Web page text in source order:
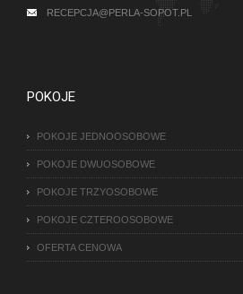
RECEPCJA@PERLA-SOPOT.PL
POKOJE
POKOJE JEDNOOSOBOWE
POKOJE DWUOSOBOWE
POKOJE TRZYOSOBOWE
POKOJE CZTEROOSOBOWE
OFERTA CENOWA